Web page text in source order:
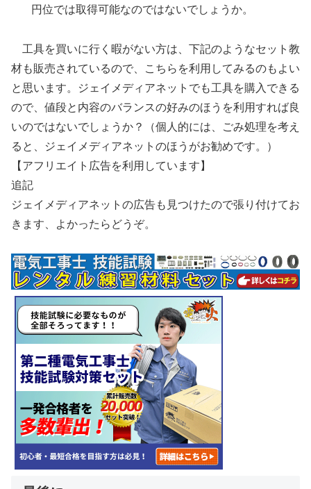
円位では取得可能なのではないでしょうか。
工具を買いに行く暇がない方は、下記のようなセット教
材も販売されているので、こちらを利用してみるのもよい
と思います。ジェイメディアネットでも工具を購入できる
ので、値段と内容のバランスの好みのほうを利用すれば良
いのではないでしょうか？（個人的には、ごみ処理を考え
ると、ジェイメディアネットのほうがお勧めです。）
【アフリエイト広告を利用しています】
追記
ジェイメディアネットの広告も見つけたので張り付けてお
きます、よかったらどうぞ。